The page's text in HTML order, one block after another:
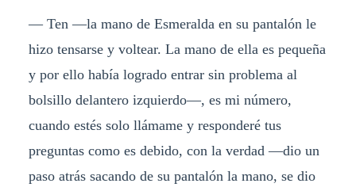
— Ten —la mano de Esmeralda en su pantalón le
hizo tensarse y voltear. La mano de ella es pequeña
y por ello había logrado entrar sin problema al
bolsillo delantero izquierdo—, es mi número,
cuando estés solo llámame y responderé tus
preguntas como es debido, con la verdad —dio un
paso atrás sacando de su pantalón la mano, se dio